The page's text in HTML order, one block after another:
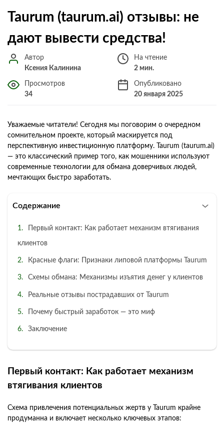
Taurum (taurum.ai) отзывы: не
дают вывести средства!
Автор
Ксения Калинина
На чтение
2 мин.
Просмотров
34
Опубликовано
20 января 2025
Уважаемые читатели! Сегодня мы поговорим о очередном
сомнительном проекте, который маскируется под
перспективную инвестиционную платформу. Taurum (taurum.ai)
— это классический пример того, как мошенники используют
современные технологии для обмана доверчивых людей,
мечтающих быстро заработать.
Содержание
Первый контакт: Как работает механизм втягивания
клиентов
Красные флаги: Признаки липовой платформы Taurum
Схемы обмана: Механизмы изъятия денег у клиентов
Реальные отзывы пострадавших от Taurum
Почему быстрый заработок — это миф
Заключение
Первый контакт: Как работает механизм
втягивания клиентов
Схема привлечения потенциальных жертв у Taurum крайне
продуманна и включает несколько ключевых этапов: